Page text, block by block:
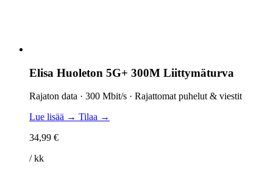
Elisa Huoleton 5G+ 300M Liittymäturva
Rajaton data · 300 Mbit/s · Rajattomat puhelut & viestit
Lue lisää → Tilaa →
34,99 €
/ kk